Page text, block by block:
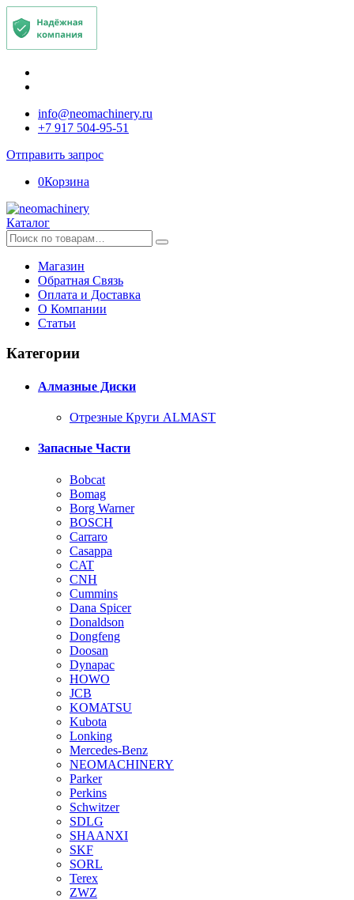
info@neomachinery.ru
+7 917 504-95-51
Отправить запрос
0Корзина
Каталог
Искать:
Магазин
Обратная Связь
Оплата и Доставка
О Компании
Статьи
Категории
Алмазные Диски
Отрезные Круги ALMAST
Запасные Части
Bobcat
Bomag
Borg Warner
BOSCH
Carraro
Casappa
CAT
CNH
Cummins
Dana Spicer
Donaldson
Dongfeng
Doosan
Dynapac
HOWO
JCB
KOMATSU
Kubota
Lonking
Mercedes-Benz
NEOMACHINERY
Parker
Perkins
Schwitzer
SDLG
SHAANXI
SKF
SORL
Terex
ZWZ